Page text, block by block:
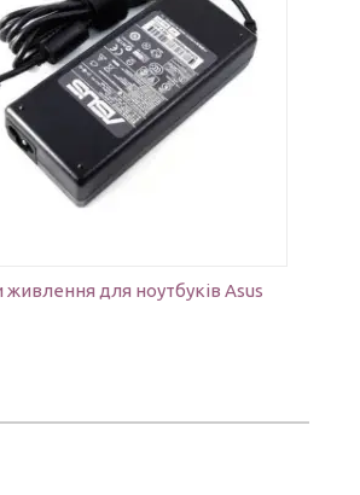
живлення для ноутбуків Asus